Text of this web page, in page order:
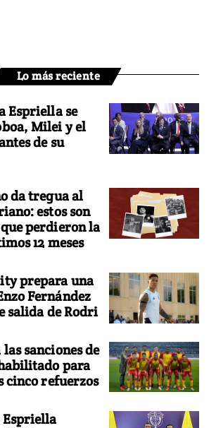
Lo más reciente
Espriella se
Milei y el
de su
da tregua al
estos son
perdieron la
12 meses
prepara una
Fernández
salida de Rodri
sanciones de
para
cinco refuerzos
Espriella